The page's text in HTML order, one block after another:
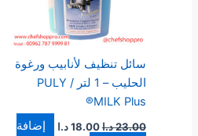
سائل تنظيف لأنابيب ورغوة
الحليب – 1 لتر / PULY
MILK Plus®
23.00د.ا18.00 د.ا
إضافة